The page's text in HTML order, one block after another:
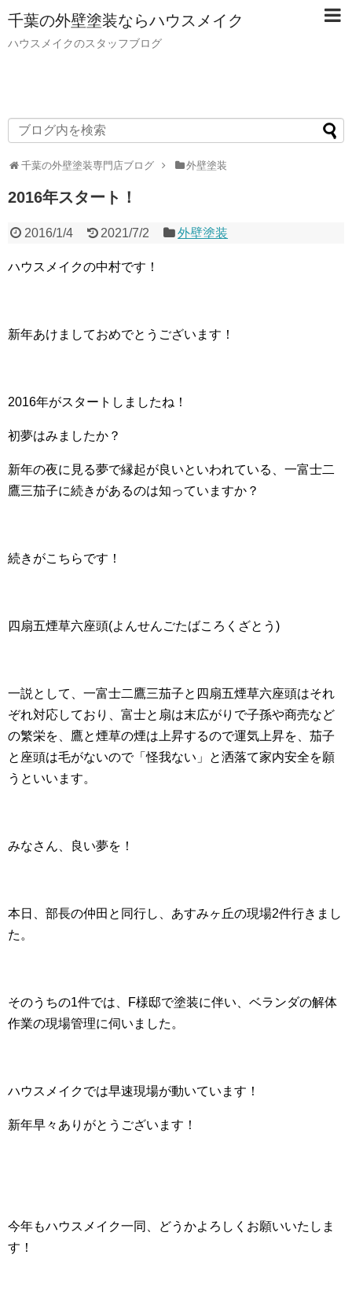
千葉の外壁塗装ならハウスメイク
ハウスメイクのスタッフブログ
千葉の外壁塗装専門店ブログ 外壁塗装
2016年スタート！
2016/1/4 2021/7/2 外壁塗装
ハウスメイクの中村です！
新年あけましておめでとうございます！
2016年がスタートしましたね！
初夢はみましたか？
新年の夜に見る夢で縁起が良いといわれている、一富士二
鷹三茄子に続きがあるのは知っていますか？
続きがこちらです！
四扇五煙草六座頭(よんせんごたばころくざとう)
一説として、一富士二鷹三茄子と四扇五煙草六座頭はそれ
ぞれ対応しており、富士と扇は末広がりで子孫や商売など
の繁栄を、鷹と煙草の煙は上昇するので運気上昇を、茄子
と座頭は毛がないので「怪我ない」と洒落て家内安全を願
うといいます。
みなさん、良い夢を！
本日、部長の仲田と同行し、あすみヶ丘の現場2件行きまし
た。
そのうちの1件では、F様邸で塗装に伴い、ベランダの解体
作業の現場管理に伺いました。
ハウスメイクでは早速現場が動いています！
新年早々ありがとうございます！
今年もハウスメイク一同、どうかよろしくお願いいたしま
す！